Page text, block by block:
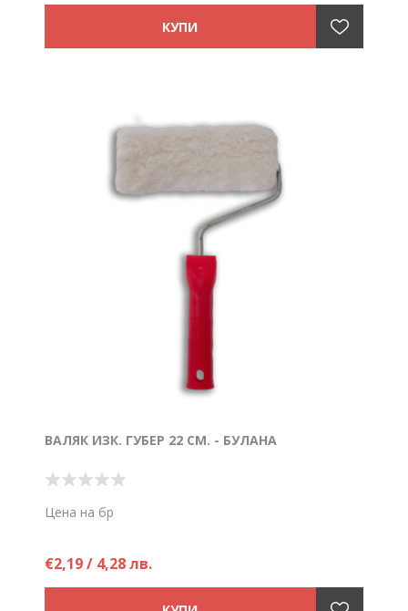
ВАЛЯК ИЗК. ГУБЕР 22 СМ. - БУЛАНА
Цена на бр
€2,19 / 4,28 лв.